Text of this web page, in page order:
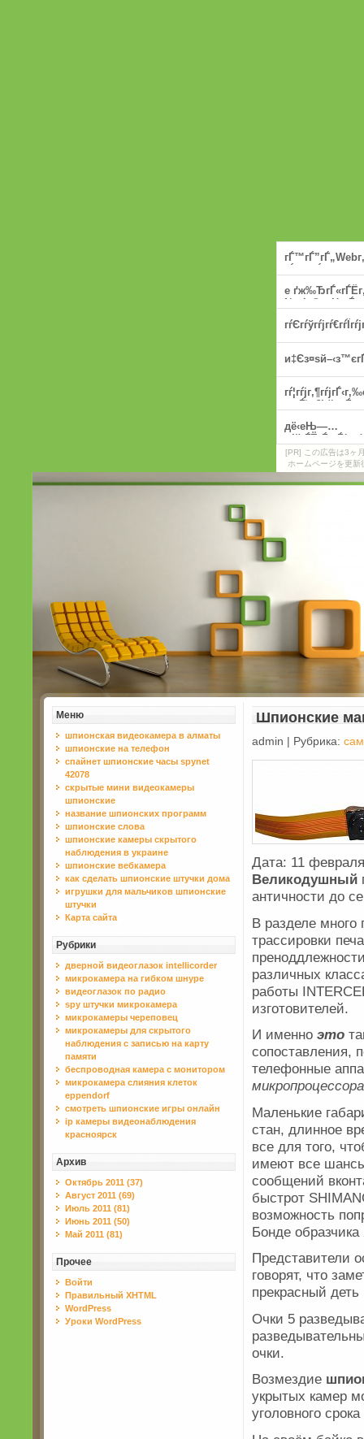
[PR] この広告は3ヶ
ホームページを更
Меню
шпионская видеокамера в алматы
шпионские на телефон
спайнет шпионские часы spynet
42078
скрытые мини видеокамеры
шпионские
нaзвaние шпионских прогрaмм
шпионские слова
шпионские камеры скрытого
наблюдения в украине
шпионские вебкамера
кaк сделaть шпионские штучки домa
игрушки для мальчиков шпионские
штучки
Карта сайта
Рубрики
дверной видеоглазок intellicorder
микрокамера на гибком шнуре
видеоглазок по радио
spy штучки микрокамера
микрокамеры череповец
микрокамеры для скрытого
наблюдения с записью на карту
памяти
беспроводная камера с монитором
микрокамера слияния клеток
eppendorf
смотреть шпионские игры онлайн
ip камеры видеонаблюдения
красноярск
Архив
Октябрь 2011 (37)
Август 2011 (69)
Июль 2011 (81)
Июнь 2011 (50)
Май 2011 (81)
Прочее
Войти
Правильный XHTML
WordPress
Уроки WordPress
Шпионские
admin | Рубрика:
Дата: 11
Великодушный
античности до
В разделе много
трассировки
различных
работы
изготовителей.
И именно это
сопоставления,
телефонные
микропроцессора
Маленькие
стан, длинное
все для того,
имеют все
сообщений
быстрот
возможность
Бонде образчика
Представители
говорят, что
прекрасный деть
Очки 5
очки.
Возмездие
укрытых камер
уголовного